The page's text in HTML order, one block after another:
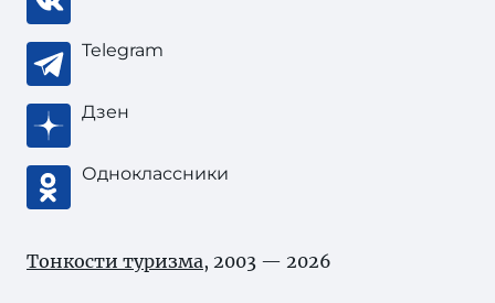
Telegram
Дзен
Одноклассники
Тонкости туризма, 2003 — 2026